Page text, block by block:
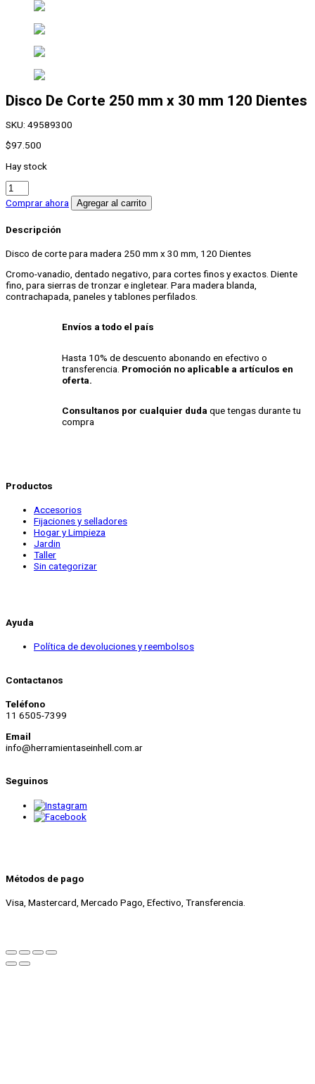
Disco De Corte 250 mm x 30 mm 120 Dientes
SKU: 49589300
$97.500
Hay stock
Disco
De
Corte
mm
30
120
Dientes
cantidad
Comprar ahora Agregar al carrito
Descripción
Disco de corte para madera 250 mm x 30 mm, 120 Dientes
Cromo-vanadio, dentado negativo, para cortes finos y exactos. Diente
fino, para sierras de tronzar e ingletear. Para madera blanda,
contrachapada, paneles y tablones perfilados.
Envíos a todo el país
Hasta 10% de descuento abonando en efectivo o
transferencia. Promoción no aplicable a artículos en
oferta.
Consultanos por cualquier duda que tengas durante tu
compra
Productos
Accesorios
Fijaciones y selladores
Hogar y Limpieza
Jardin
Taller
Sin categorizar
Ayuda
Política de devoluciones y reembolsos
Contactanos
Teléfono
11 6505-7399
Email
info@herramientaseinhell.com.ar
Seguinos
Métodos de pago
Visa, Mastercard, Mercado Pago, Efectivo, Transferencia.